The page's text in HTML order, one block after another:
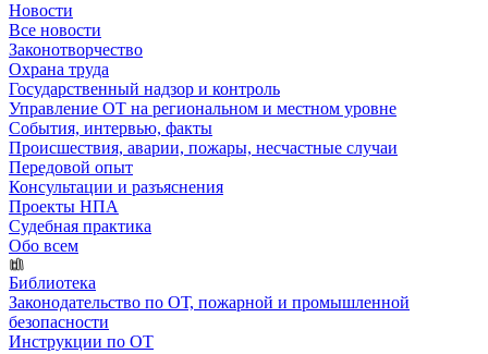
Новости
Все новости
Законотворчество
Охрана труда
Государственный надзор и контроль
Управление ОТ на региональном и местном уровне
События, интервью, факты
Происшествия, аварии, пожары, несчастные случаи
Передовой опыт
Консультации и разъяснения
Проекты НПА
Судебная практика
Обо всем
Библиотека
Законодательство по ОТ, пожарной и промышленной
безопасности
Инструкции по ОТ